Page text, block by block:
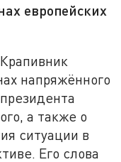
европейских
напряжённого
а также о
ситуации в
Его слова